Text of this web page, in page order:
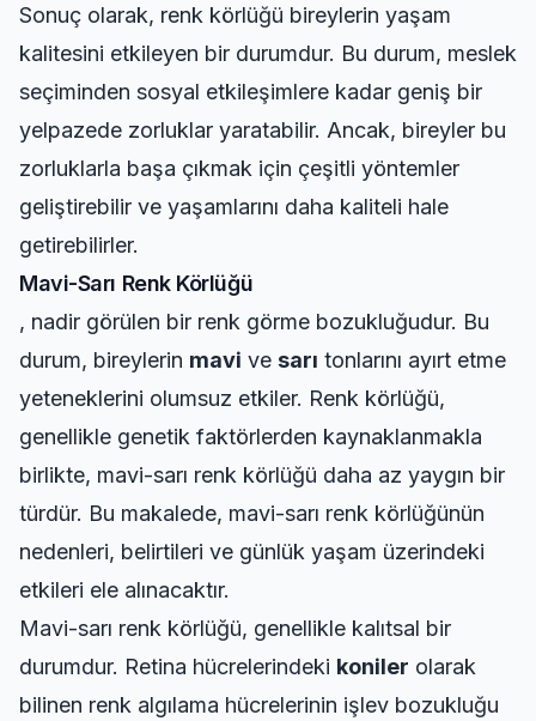
Sonuç olarak, renk körlüğü bireylerin yaşam
kalitesini etkileyen bir durumdur. Bu durum, meslek
seçiminden sosyal etkileşimlere kadar geniş bir
yelpazede zorluklar yaratabilir. Ancak, bireyler bu
zorluklarla başa çıkmak için çeşitli yöntemler
geliştirebilir ve yaşamlarını daha kaliteli hale
getirebilirler.
Mavi-Sarı Renk Körlüğü
, nadir görülen bir renk görme bozukluğudur. Bu
durum, bireylerin mavi ve sarı tonlarını ayırt etme
yeteneklerini olumsuz etkiler. Renk körlüğü,
genellikle genetik faktörlerden kaynaklanmakla
birlikte, mavi-sarı renk körlüğü daha az yaygın bir
türdür. Bu makalede, mavi-sarı renk körlüğünün
nedenleri, belirtileri ve günlük yaşam üzerindeki
etkileri ele alınacaktır.
Mavi-sarı renk körlüğü, genellikle kalıtsal bir
durumdur. Retina hücrelerindeki koniler olarak
bilinen renk algılama hücrelerinin işlev bozukluğu